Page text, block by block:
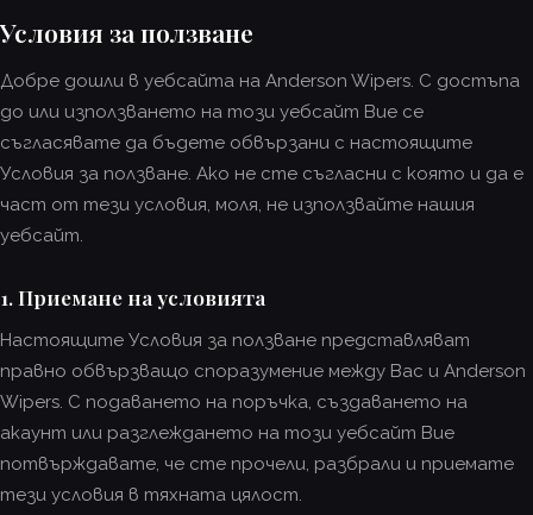
Условия за ползване
Добре дошли в уебсайта на Anderson Wipers. С достъпа
до или използването на този уебсайт Вие се
съгласявате да бъдете обвързани с настоящите
Условия за ползване. Ако не сте съгласни с която и да е
част от тези условия, моля, не използвайте нашия
уебсайт.
1. Приемане на условията
Настоящите Условия за ползване представляват
правно обвързващо споразумение между Вас и Anderson
Wipers. С подаването на поръчка, създаването на
акаунт или разглеждането на този уебсайт Вие
потвърждавате, че сте прочели, разбрали и приемате
тези условия в тяхната цялост.